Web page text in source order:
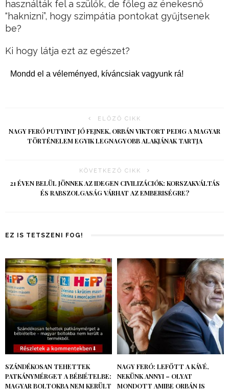
használták fel a szülők, de főleg az énekesnő
“haknizni”, hogy szimpátia pontokat gyűjtsenek
be?
Ki hogy látja ezt az egészet?
Mondd el a véleményed, kíváncsiak vagyunk rá!
ELŐZŐ CIKK
NAGY FERÓ PUTYINT JÓ FEJNEK, ORBÁN VIKTORT PEDIG A MAGYAR
TÖRTÉNELEM EGYIK LEGNAGYOBB ALAKJÁNAK TARTJA
KÖVETKEZŐ CIKK
21 ÉVEN BELÜL JÖNNEK AZ IDEGEN CIVILIZÁCIÓK: KORSZAKVÁLTÁS
ÉS RABSZOLGASÁG VÁRHAT AZ EMBERISÉGRE?
EZ IS TETSZENI FOG!
SZÁNDÉKOSAN TEHETTEK
PATKÁNYMÉRGET A BÉBIÉTELBE:
MAGYAR BOLTOKBA NEM KERÜLT
NAGY FERÓ: LEFŐTT A KÁVÉ,
NEKÜNK ANNYI – OLYAT
MONDOTT AMIBE ORBÁN IS